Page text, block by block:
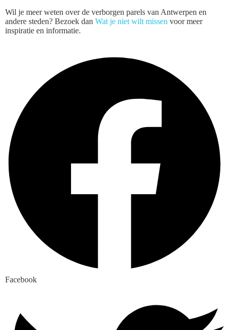
Wil je meer weten over de verborgen parels van Antwerpen en
andere steden? Bezoek dan Wat je niet wilt missen voor meer
inspiratie en informatie.
Facebook